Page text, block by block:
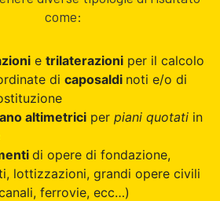
come:
e trilaterazioni per il calcolo
di caposaldi noti e/o di
altimetrici per piani quotati in
di opere di fondazione,
lottizzazioni, grandi opere civili
ferrovie, ecc…)